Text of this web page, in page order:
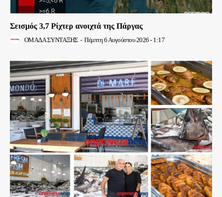
Σεισμός 3,7 Ρίχτερ ανοιχτά της Πάργας
ΟΜΑΔΑ ΣΥΝΤΑΞΗΣ - Πέμπτη 6 Αυγούστου 2026 - 1:17